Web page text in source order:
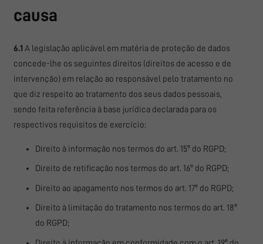
causa
6.1 A legislação aplicável em matéria de proteção de dados
concede-lhe os seguintes direitos (direitos de acesso e de
intervenção) em relação ao responsável pelo tratamento no
que diz respeito ao tratamento dos seus dados pessoais,
sendo feita referência à base jurídica declarada para os
respectivos requisitos de exercício:
Direito à informação nos termos do art. 15º do RGPD;
Direito de retificação nos termos do art. 16º do RGPD;
Direito ao apagamento nos termos do art. 17º do RGPD;
Direito à limitação do tratamento nos termos do art. 18º
do RGPD;